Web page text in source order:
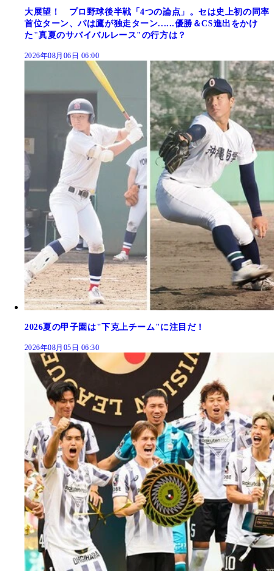
大展望！ プロ野球後半戦「4つの論点」。セは史上初の同率
首位ターン、パは鷹が独走ターン......優勝＆CS進出をかけ
た"真夏のサバイバルレース"の行方は？
2026年08月06日 06:00
2026夏の甲子園は"下克上チーム"に注目だ！
2026年08月05日 06:30